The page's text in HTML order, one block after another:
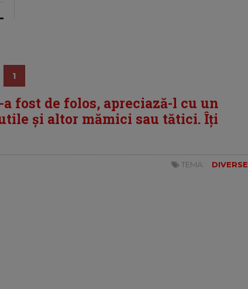
1
fost de folos, apreciază-l cu un
și altor mămici sau tătici. Îți
TEMA: DIVERSE